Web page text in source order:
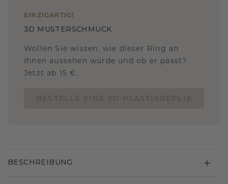
EINZIGARTIG !
3D MUSTERSCHMUCK
Wollen Sie wissen, wie dieser Ring an
Ihnen aussehen würde und ob er passt?
Jetzt ab 15 €.
BESCHREIBUNG